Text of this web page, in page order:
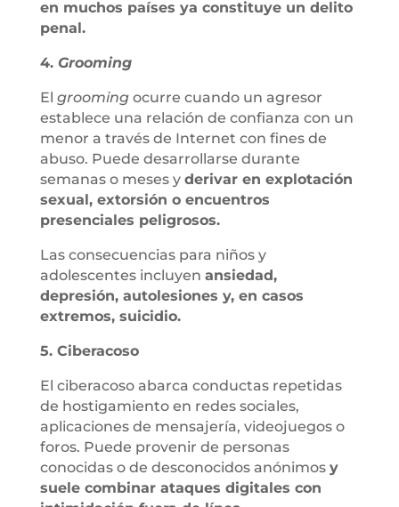
en muchos países ya constituye un delito
penal.
4. Grooming
El grooming ocurre cuando un agresor
establece una relación de confianza con un
menor a través de Internet con fines de
abuso. Puede desarrollarse durante
semanas o meses y derivar en explotación
sexual, extorsión o encuentros
presenciales peligrosos.
Las consecuencias para niños y
adolescentes incluyen ansiedad,
depresión, autolesiones y, en casos
extremos, suicidio.
5. Ciberacoso
El ciberacoso abarca conductas repetidas
de hostigamiento en redes sociales,
aplicaciones de mensajería, videojuegos o
foros. Puede provenir de personas
conocidas o de desconocidos anónimos y
suele combinar ataques digitales con